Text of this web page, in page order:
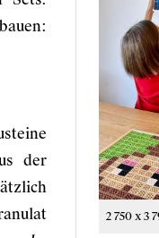
der
2 750 x 3